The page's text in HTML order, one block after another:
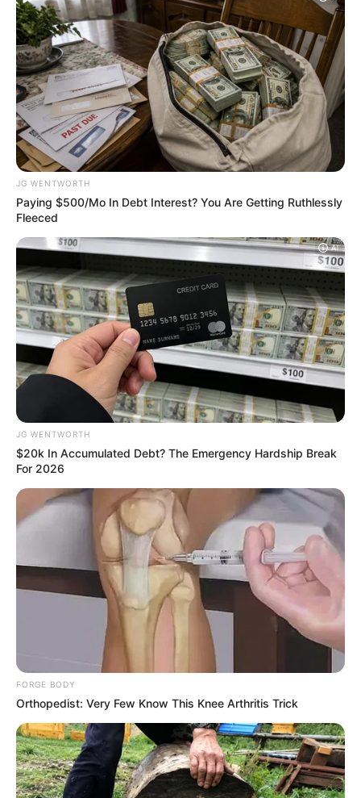
Surgeons: This Simple Method Ends Joint
Pain & Arthritis! Try It!
FORGE BODY
Could Everyday Habits Affect Your Joint
Comfort?
JOINT CARE
The Seeds Navy SEALs Stockpiles For
Emergencies
NAVY SEAL'S BUG IN GUIDE
How To Draw Power From Dead Batteries…
NAVY SEAL'S BUG IN GUIDE